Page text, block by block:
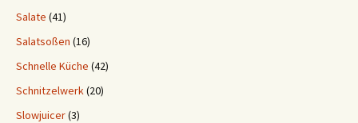
Salate (41)
Salatsoßen (16)
Schnelle Küche (42)
Schnitzelwerk(20)
Slowjuicer(3)